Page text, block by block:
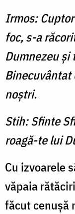
Irmos:
foc, s-a
Dumnezeu
noştri.
Stih: Sfinte
roagă-te lui
Cu izvoarele
văpaia
făcut cenuşă